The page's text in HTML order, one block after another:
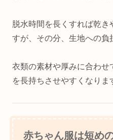
脱水時間を長くすれば乾き
すが、その分、生地への負
衣類の素材や厚みに合わせ
を長持ちさせやすくなりま
赤ちゃん服は短め